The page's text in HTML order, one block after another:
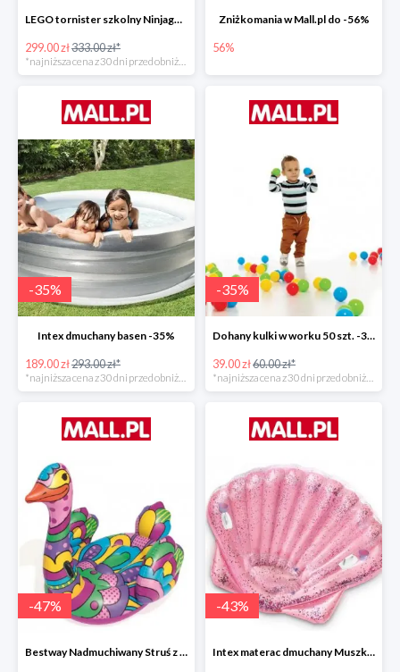
LEGO tornister szkolny Ninjago JAY of Lightning Easy
299.00 zł333.00 zł*
Zniżkomania w Mall.pl do -56%
56%
-35%
Intex dmuchany basen -35%
189.00 zł293.00 zł*
-35%
Dohany kulki w worku 50 szt. -35%
39.00 zł60.00 zł*
-47%
Bestway Nadmuchiwany Struś z uchwytami -47%
-43%
Intex materac dmuchany Muszka -42%